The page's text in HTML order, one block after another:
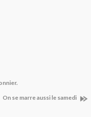
On se marre aussi le samedi